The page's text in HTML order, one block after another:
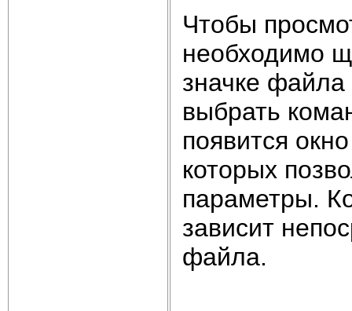
Чтобы
необходимо
значке
выбрать
появится
которых
параметры.
зависит
файла.